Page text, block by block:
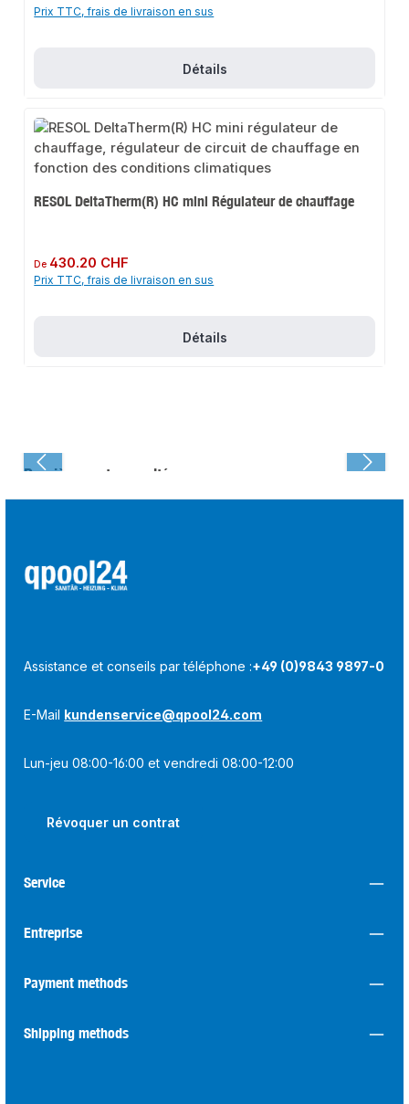
Prix TTC, frais de livraison en sus
Détails
RESOL DeltaTherm(R) HC mini Régulateur de chauffage
Prix régulier :
De 430.20 CHF
Prix TTC, frais de livraison en sus
Détails
Dernièrement consulté :
Assistance et conseils par téléphone :+49 (0)9843 9897-0
E-Mail kundenservice@qpool24.com
Lun-jeu 08:00-16:00 et vendredi 08:00-12:00
Révoquer un contrat
Service
Entreprise
Payment methods
Shipping methods